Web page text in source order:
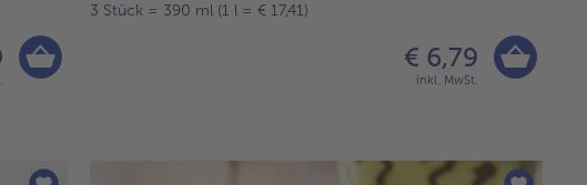
3 Stück = 390 ml (1 l = € 17,41)
€ 6,79
inkl. MwSt.